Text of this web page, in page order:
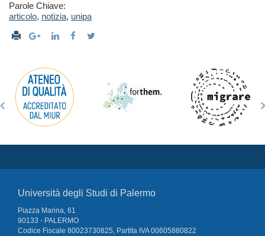
Parole Chiave:
articolo, notizia, unipa
Università degli Studi di Palermo
Piazza Marina, 61
90133 - PALERMO
Codice Fiscale 80023730825, Partita IVA 00605880822